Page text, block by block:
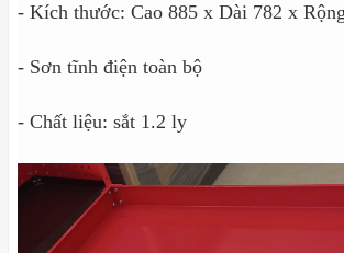
- Kích thước: Cao 885 x Dài 782 x
- Sơn tĩnh điện toàn bộ
- Chất liệu: sắt 1.2 ly